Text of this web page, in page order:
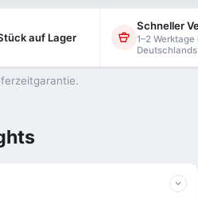
auf Lager
Schneller
1–2